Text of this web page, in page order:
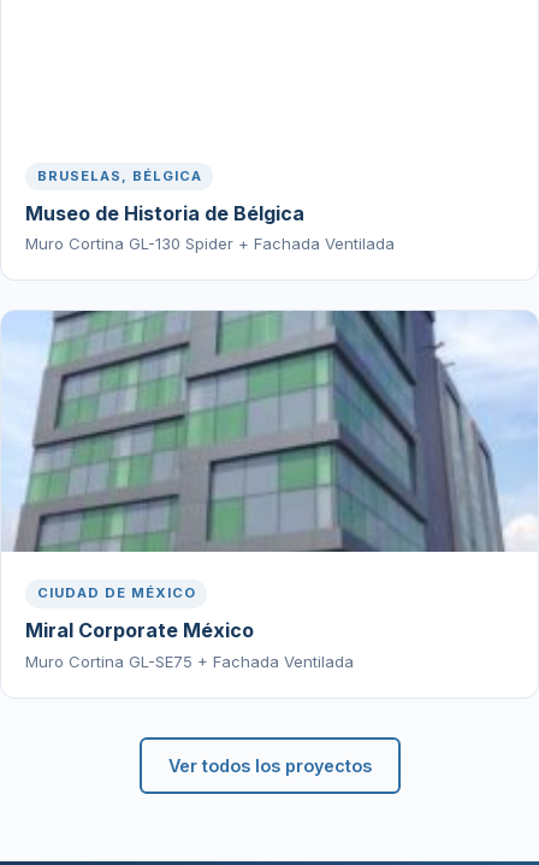
BRUSELAS, BÉLGICA
Museo de Historia de Bélgica
Muro Cortina GL-130 Spider + Fachada Ventilada
CIUDAD DE MÉXICO
Miral Corporate México
Muro Cortina GL-SE75 + Fachada Ventilada
Ver todos los proyectos